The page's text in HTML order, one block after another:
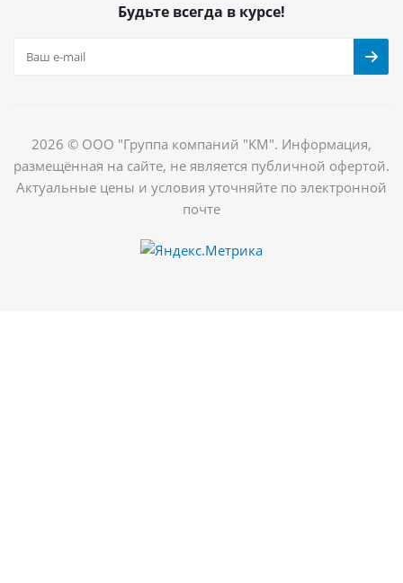
Будьте всегда в курсе!
2026 © ООО "Группа компаний "КМ". Информация,
размещённая на сайте, не является публичной офертой.
Актуальные цены и условия уточняйте по электронной
почте